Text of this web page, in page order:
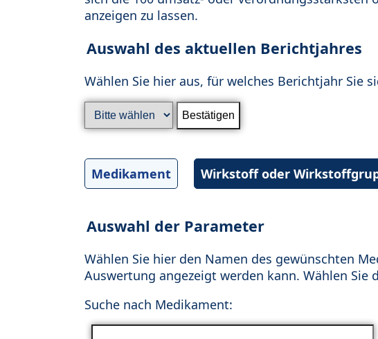
anzeigen zu lassen.
Auswahl des aktuellen Berichtjahres
Wählen Sie hier aus, für welches Berichtjahr Sie
Medikament Wirkstoff oder
Auswahl der Parameter
Wählen Sie hier den Namen des gewünschten
Auswertung angezeigt werden kann. Wählen Sie
Suche nach Medikament: